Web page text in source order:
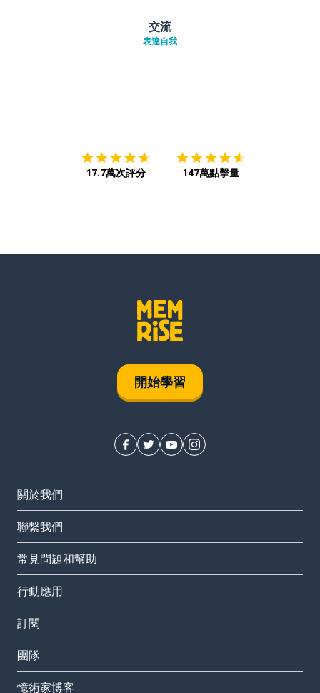
交流
表達自我
17.7萬次評分 147萬點擊量
開始學習
關於我們
聯繫我們
常見問題和幫助
行動應用
訂閱
團隊
憶術家博客